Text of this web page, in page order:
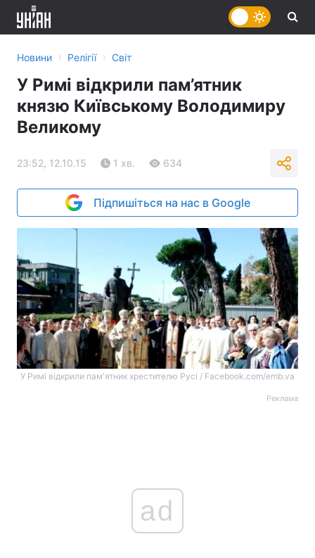
Новини › Релігії › Світ
У Римі відкрили пам’ятник
князю Київському Володимиру
Великому
23:52, 12.10.15 1 хв. 634
Підпишіться на нас в Google
У Римі відкрили пам'ятник хрестителю Русі / Facebook.com/emb.va
Реклама
ad